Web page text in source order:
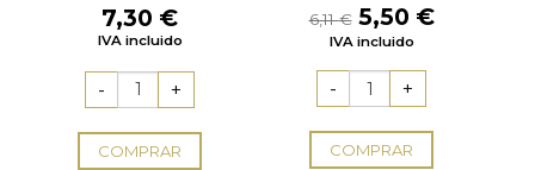
Valorado
con4.50
de 5
7,30 €
IVA incluido
COMPRAR
Valorado
con5.00de
5
6,11€ El
precio
era:
6,11 €.
5,50 €El
IVA incluido
COMPRAR